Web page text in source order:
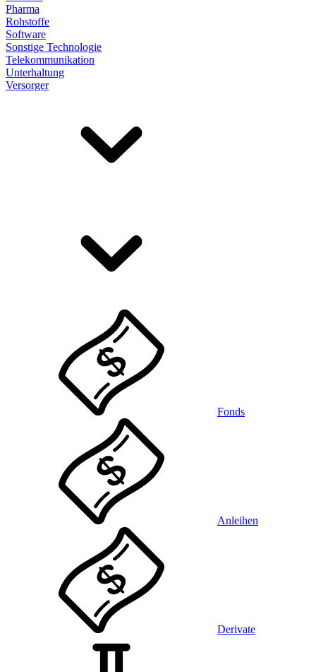
Pharma
Rohstoffe
Software
Sonstige Technologie
Telekommunikation
Unterhaltung
Versorger
Fonds
Anleihen
Derivate